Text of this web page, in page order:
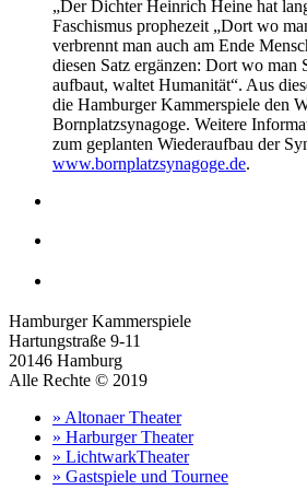
„Der Dichter Heinrich Heine hat
Faschismus prophezeit „Dort wo
verbrennt man auch am Ende
diesen Satz ergänzen: Dort wo man
aufbaut, waltet Humanität“. Aus
die Hamburger Kammerspiele den
Bornplatzsynagoge. Weitere
zum geplanten Wiederaufbau der
www.bornplatzsynagoge.de.
Hamburger Kammerspiele
Hartungstraße 9-11
20146 Hamburg
Alle Rechte © 2019
» Altonaer Theater
» Harburger Theater
» LichtwarkTheater
» Gastspiele und Tournee